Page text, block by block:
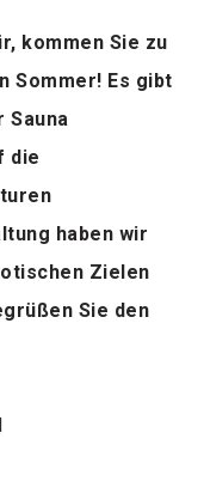
kommen Sie zu
Sommer! Es gibt
Sauna
die
haben wir
Zielen
Sie den